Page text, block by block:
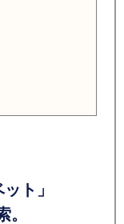
ト」